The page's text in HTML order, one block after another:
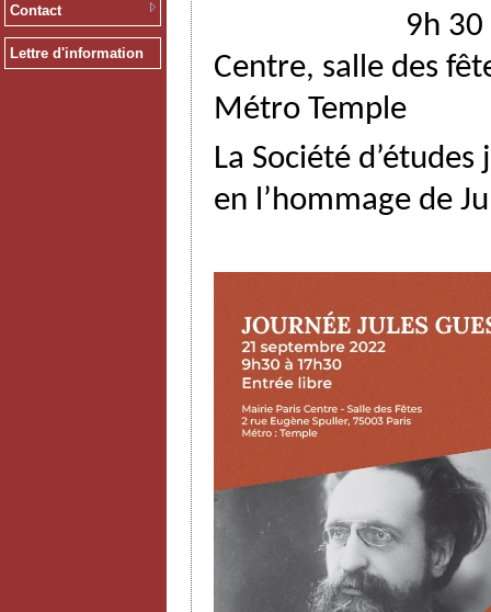
Contact
Lettre d'information
9h 30 à
Centre, salle des
Métro Temple
La Société
en l’hommage de